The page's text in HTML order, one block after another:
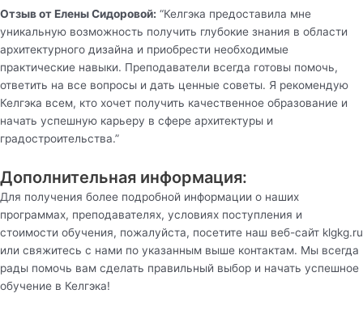
Отзыв от Елены Сидоровой: “Келгэка предоставила мне
уникальную возможность получить глубокие знания в области
архитектурного дизайна и приобрести необходимые
практические навыки. Преподаватели всегда готовы помочь,
ответить на все вопросы и дать ценные советы. Я рекомендую
Келгэка всем, кто хочет получить качественное образование и
начать успешную карьеру в сфере архитектуры и
градостроительства.”
Дополнительная информация:
Для получения более подробной информации о наших
программах, преподавателях, условиях поступления и
стоимости обучения, пожалуйста, посетите наш веб-сайт klgkg.ru
или свяжитесь с нами по указанным выше контактам. Мы всегда
рады помочь вам сделать правильный выбор и начать успешное
обучение в Келгэка!